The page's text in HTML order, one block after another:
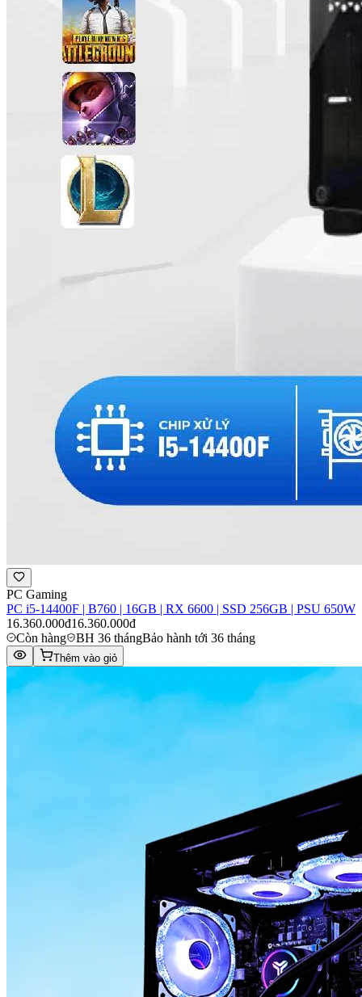
PC Gaming
PC i5-14400F | B760 | 16GB | RX 6600 | SSD 256GB | PSU 650W
16.360.000đ16.360.000đ
Còn hàng
BH 36 thángBảo hành tới 36 tháng
Thêm vào giỏ